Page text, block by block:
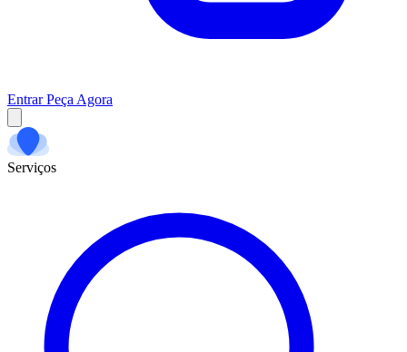
Entrar Peça Agora
Serviços